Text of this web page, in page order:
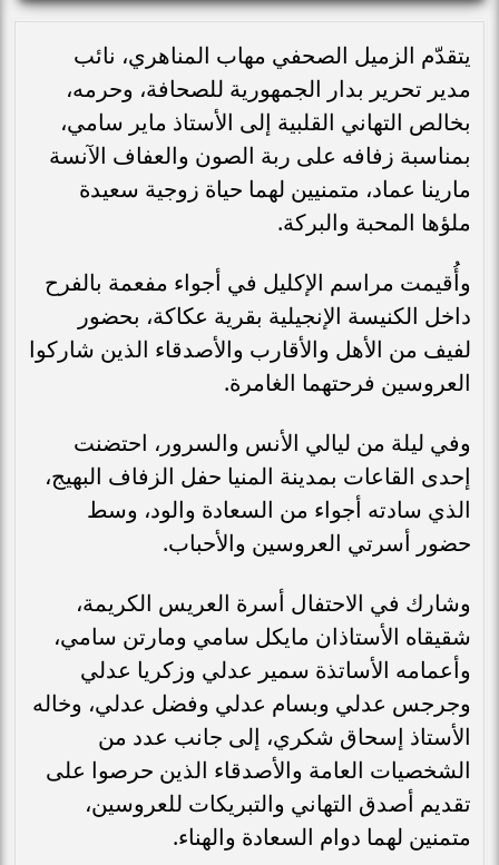
يتقدّم الزميل الصحفي مهاب المناهري، نائب
مدير تحرير بدار الجمهورية للصحافة، وحرمه،
بخالص التهاني القلبية إلى الأستاذ ماير سامي،
بمناسبة زفافه على ربة الصون والعفاف الآنسة
مارينا عماد، متمنيين لهما حياة زوجية سعيدة
ملؤها المحبة والبركة.
وأُقيمت مراسم الإكليل في أجواء مفعمة بالفرح
داخل الكنيسة الإنجيلية بقرية عكاكة، بحضور
لفيف من الأهل والأقارب والأصدقاء الذين شاركوا
العروسين فرحتهما الغامرة.
وفي ليلة من ليالي الأنس والسرور، احتضنت
إحدى القاعات بمدينة المنيا حفل الزفاف البهيج،
الذي سادته أجواء من السعادة والود، وسط
حضور أسرتي العروسين والأحباب.
وشارك في الاحتفال أسرة العريس الكريمة،
شقيقاه الأستاذان مايكل سامي ومارتن سامي،
وأعمامه الأساتذة سمير عدلي وزكريا عدلي
وجرجس عدلي وبسام عدلي وفضل عدلي، وخاله
الأستاذ إسحاق شكري، إلى جانب عدد من
الشخصيات العامة والأصدقاء الذين حرصوا على
تقديم أصدق التهاني والتبريكات للعروسين،
متمنين لهما دوام السعادة والهناء.